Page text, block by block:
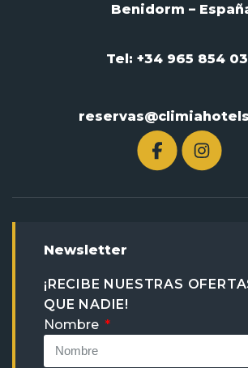
Benidorm –
Tel: +34 965 854
Newsletter
¡RECIBE NUESTRAS
QUE NADIE!
Nombre